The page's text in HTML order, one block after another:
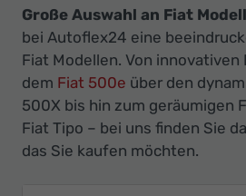
Große Auswahl an Fiat
bei Autoflex24 eine
Fiat Modellen. Von
dem Fiat 500e über den
500X bis hin zum geräumigen
Fiat Tipo – bei uns finden Sie
das Sie kaufen möchten.